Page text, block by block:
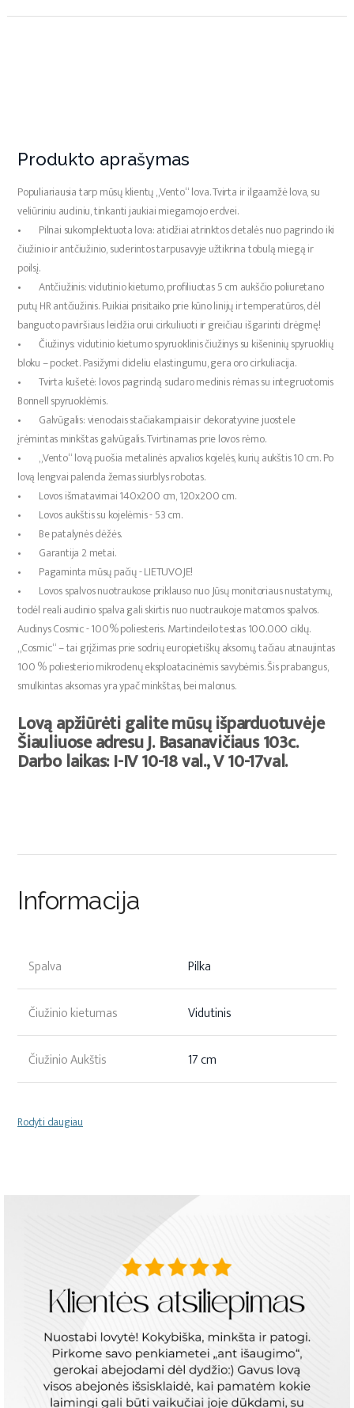
Produkto aprašymas
Populiariausia tarp mūsų klientų „Vento“ lova. Tvirta ir ilgaamžė lova, su
veliūriniu audiniu, tinkanti jaukiai miegamojo erdvei.
• Pilnai sukomplektuota lova: atidžiai atrinktos detalės nuo pagrindo iki
čiužinio ir antčiužinio, suderintos tarpusavyje užtikrina tobulą miegą ir
poilsį.
• Antčiužinis: vidutinio kietumo, profiliuotas 5 cm aukščio poliuretano
putų HR antčiužinis. Puikiai prisitaiko prie kūno linijų ir temperatūros, dėl
banguoto paviršiaus leidžia orui cirkuliuoti ir greičiau išgarinti drėgmę!
• Čiužinys: vidutinio kietumo spyruoklinis čiužinys su kišeninių spyruoklių
bloku – pocket. Pasižymi dideliu elastingumu, gera oro cirkuliacija.
• Tvirta kušetė: lovos pagrindą sudaro medinis rėmas su integruotomis
Bonnell spyruoklėmis.
• Galvūgalis: vienodais stačiakampiais ir dekoratyvine juostele
įrėmintas minkštas galvūgalis. Tvirtinamas prie lovos rėmo.
• „Vento“ lovą puošia metalinės apvalios kojelės, kurių aukštis 10 cm. Po
lovą lengvai palenda žemas siurblys robotas.
• Lovos išmatavimai 140x200 cm, 120x200 cm.
• Lovos aukštis su kojelėmis - 53 cm.
• Be patalynės dėžės.
• Garantija 2 metai.
• Pagaminta mūsų pačių - LIETUVOJE!
• Lovos spalvos nuotraukose priklauso nuo Jūsų monitoriaus nustatymų,
todėl reali audinio spalva gali skirtis nuo nuotraukoje matomos spalvos.
Audinys Cosmic - 100% poliesteris. Martindeilo testas 100.000 ciklų.
„Cosmic“ – tai grįžimas prie sodrių europietiškų aksomų, tačiau atnaujintas
100 % poliesterio mikrodenų eksploatacinėmis savybėmis. Šis prabangus,
smulkintas aksomas yra ypač minkštas, bei malonus.
Lovą apžiūrėti galite mūsų išparduotuvėje
Šiauliuose adresu J. Basanavičiaus 103c.
Darbo laikas: I-IV 10-18 val., V 10-17val.
Informacija
Spalva Pilka
Čiužinio kietumas Vidutinis
Čiužinio Aukštis 17 cm
Rodyti daugiau